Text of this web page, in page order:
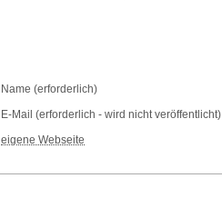
Name (erforderlich)
E-Mail (erforderlich - wird nicht veröffentlicht)
eigene Webseite